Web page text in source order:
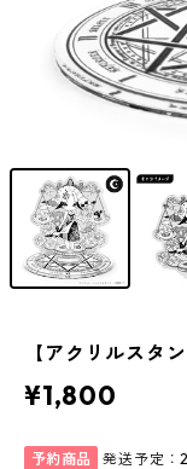
【アクリルスタ
¥1,800
予約商品 発送予定：